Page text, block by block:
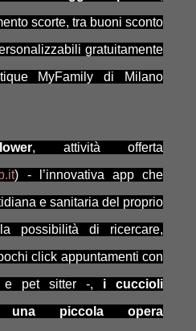
scorte, tra buoni sconto
gratuitamente
MyFamily di Milano
, attività offerta
) - l’innovativa app che
e sanitaria del proprio
possibilità di ricercare,
click appuntamenti con
e pet sitter -, i cuccioli
una piccola opera